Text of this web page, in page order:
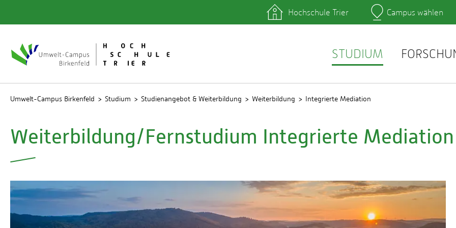
Lernplattformen
Webmail
Hochschule Trier Campus wählen
STUDIUM
Umwelt-Campus Birkenfeld Studium Studienangebot & Weiterbildung Weiterbildung Integrierte Mediation
Weiterbildung/Fernstudium Integrierte Mediation